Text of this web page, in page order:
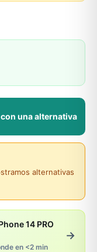
una alternativa
alternativas
14 PRO
en <2 min
→